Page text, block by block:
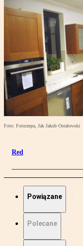
Foto: Fotorzepa, Jak Jakub Ostałowski
Red
Powiązane
Polecane